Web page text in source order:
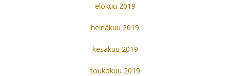
elokuu 2019
heinäkuu 2019
kesäkuu 2019
toukokuu 2019